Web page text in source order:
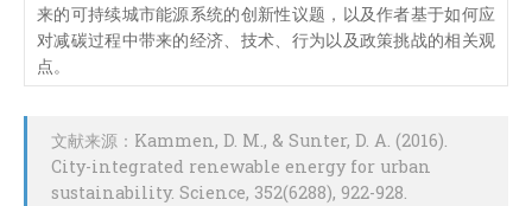
来的可持续城市能源系统的创新性议题，以及作者基于如何应
对减碳过程中带来的经济、技术、行为以及政策挑战的相关观
点。
文献来源：Kammen, D. M., & Sunter, D. A. (2016).
City-integrated renewable energy for urban
sustainability. Science, 352(6288), 922-928.